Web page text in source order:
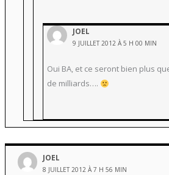
JOEL
9 JUILLET 2012 À 5 H 00 MIN
Oui BA, et ce seront bien plus
de milliards….
JOEL
8 JUILLET 2012 À 7 H 56 MIN